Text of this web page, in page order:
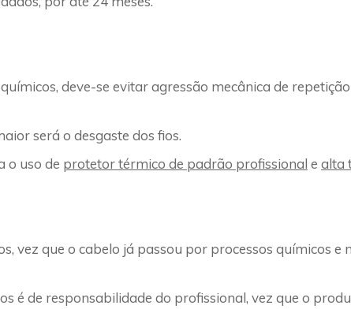
deve-se evitar agressão mecânica de
será o desgaste dos fios.
o uso de protetor térmico de padrão profissional e alta
vez que o cabelo já passou por processos químicos
é de responsabilidade do profissional, vez que o